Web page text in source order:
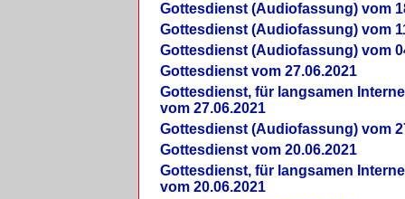
Gottesdienst (Audiofassung) vom
Gottesdienst (Audiofassung) vom
Gottesdienst (Audiofassung) vom
Gottesdienst vom 27.06.2021
Gottesdienst, für langsamen
vom 27.06.2021
Gottesdienst (Audiofassung) vom
Gottesdienst vom 20.06.2021
Gottesdienst, für langsamen
vom 20.06.2021